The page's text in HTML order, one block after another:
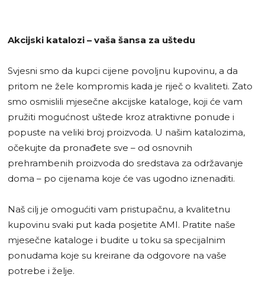
Akcijski katalozi – vaša šansa za uštedu
Svjesni smo da kupci cijene povoljnu kupovinu, a da
pritom ne žele kompromis kada je riječ o kvaliteti. Zato
smo osmislili mjesečne akcijske kataloge, koji će vam
pružiti mogućnost uštede kroz atraktivne ponude i
popuste na veliki broj proizvoda. U našim katalozima,
očekujte da pronađete sve – od osnovnih
prehrambenih proizvoda do sredstava za održavanje
doma – po cijenama koje će vas ugodno iznenaditi.
Naš cilj je omogućiti vam pristupačnu, a kvalitetnu
kupovinu svaki put kada posjetite AMI. Pratite naše
mjesečne kataloge i budite u toku sa specijalnim
ponudama koje su kreirane da odgovore na vaše
potrebe i želje.